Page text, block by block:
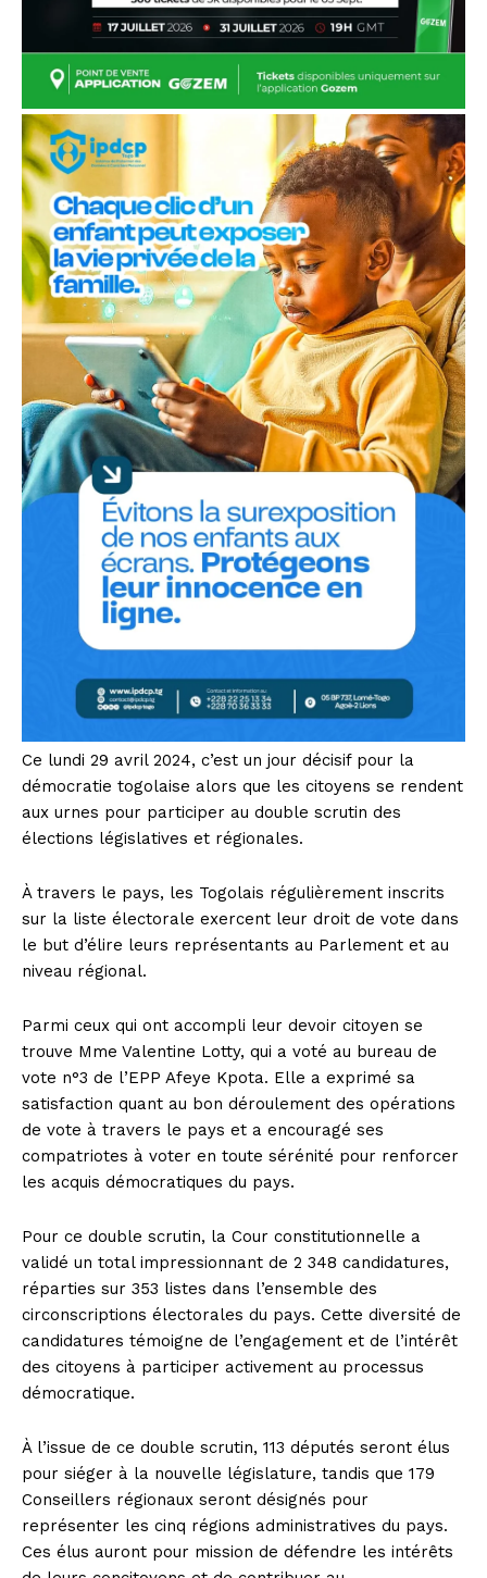
Ce lundi 29 avril 2024, c’est un jour décisif pour la
démocratie togolaise alors que les citoyens se rendent
aux urnes pour participer au double scrutin des
élections législatives et régionales.
À travers le pays, les Togolais régulièrement inscrits
sur la liste électorale exercent leur droit de vote dans
le but d’élire leurs représentants au Parlement et au
niveau régional.
Parmi ceux qui ont accompli leur devoir citoyen se
trouve Mme Valentine Lotty, qui a voté au bureau de
vote n°3 de l’EPP Afeye Kpota. Elle a exprimé sa
satisfaction quant au bon déroulement des opérations
de vote à travers le pays et a encouragé ses
compatriotes à voter en toute sérénité pour renforcer
les acquis démocratiques du pays.
Pour ce double scrutin, la Cour constitutionnelle a
validé un total impressionnant de 2 348 candidatures,
réparties sur 353 listes dans l’ensemble des
circonscriptions électorales du pays. Cette diversité de
candidatures témoigne de l’engagement et de l’intérêt
des citoyens à participer activement au processus
démocratique.
À l’issue de ce double scrutin, 113 députés seront élus
pour siéger à la nouvelle législature, tandis que 179
Conseillers régionaux seront désignés pour
représenter les cinq régions administratives du pays.
Ces élus auront pour mission de défendre les intérêts